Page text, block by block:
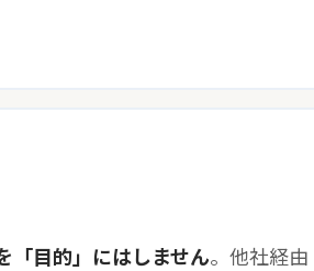
「目的」にはしません。他社経由